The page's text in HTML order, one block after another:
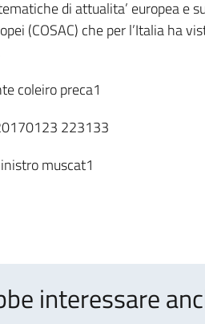
di attualita’ europea e
(COSAC) che per l’Italia ha
interessare